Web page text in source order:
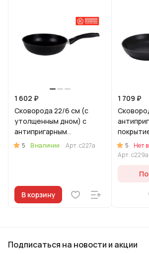
1 602 ₽
Сковорода 22/6 см (с
утолщенным дном) с
антипригарным
покрытием, с ручкой
5 В наличии Арт.с227а
В корзину
1 709 ₽
ручкой.
5
Нет
Арт.с229а
Подписаться на новости и акции